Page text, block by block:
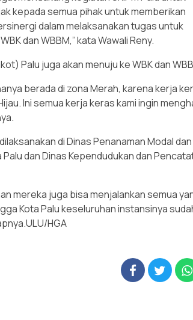
kepada semua pihak untuk memberikan
dalam melaksanakan tugas untuk
dan WBBM,” kata Wawali Reny.
Palu juga akan menuju ke WBK dan
berada di zona Merah, karena kerja
Ini semua kerja keras kami ingin
di Dinas Penanaman Modal dan
dan Dinas Kependudukan dan
mereka juga bisa menjalankan semua
Kota Palu keseluruhan instansinya
HGA